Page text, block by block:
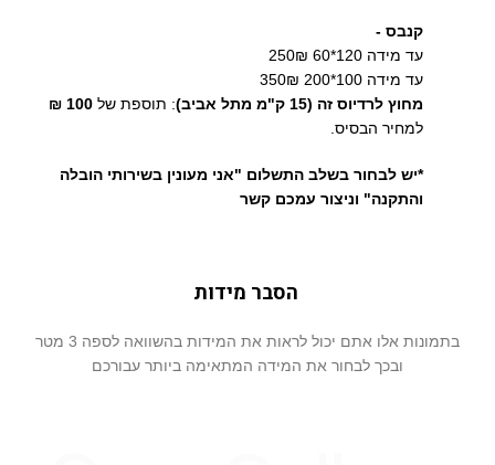
קנבס -
עד מידה 120*60 250₪
עד מידה 100*200 350₪
מחוץ לרדיוס זה (15 ק"מ מתל אביב)
: תוספת של 100 ₪
למחיר הבסיס.
*יש לבחור בשלב התשלום "אני מעונין בשירותי הובלה
והתקנה" וניצור עמכם קשר
הסבר מידות
בתמונות אלו אתם יכול לראות את המידות בהשוואה לספה 3 מטר
ובכך לבחור את המידה המתאימה ביותר עבורכם